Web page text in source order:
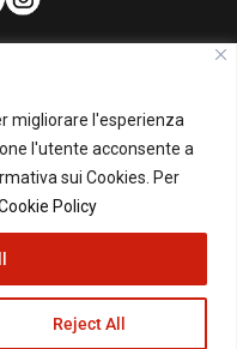
migliorare l'esperienza
l'utente acconsente a
sui Cookies. Per
Policy
Reject All
PUBBLICITA'
su questo Blog:
Rights Reserved - Powered by